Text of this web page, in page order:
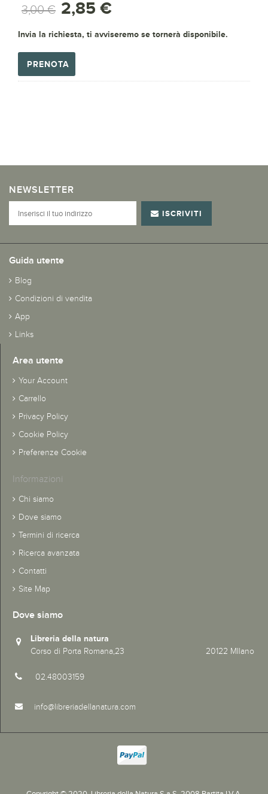
3,00 € 2,85 €
Invia la richiesta, ti avviseremo se tornerà disponibile.
PRENOTA
NEWSLETTER
ISCRIVITI
Guida utente
Blog
Condizioni di vendita
App
Links
Area utente
Your Account
Carrello
Privacy Policy
Cookie Policy
Preferenze Cookie
Informazioni
Chi siamo
Dove siamo
Termini di ricerca
Ricerca avanzata
Contatti
Site Map
Dove siamo
Libreria della natura
Corso di Porta Romana,23 20122 MIlano
02.48003159
info@libreriadellanatura.com